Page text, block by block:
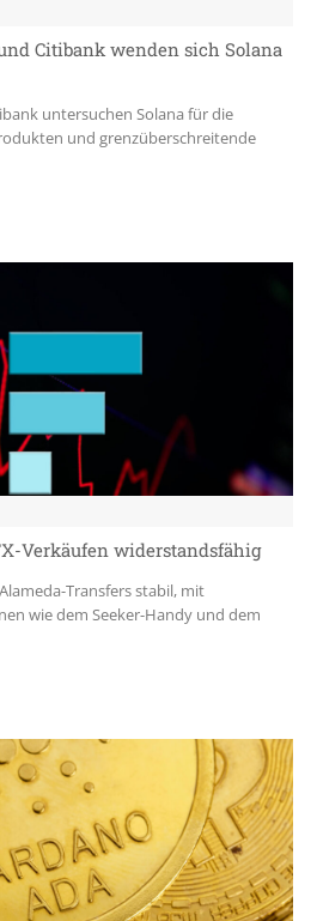
Citibank wenden sich Solana
untersuchen Solana für die
und grenzüberschreitende
Verkäufen widerstandsfähig
Transfers stabil, mit
wie dem Seeker-Handy und dem